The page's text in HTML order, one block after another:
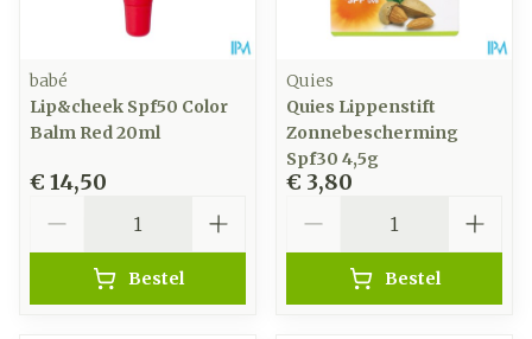
babé
Lip&cheek Spf50 Color
Balm Red 20ml
€ 14,50
Bestel
Quies
Quies Lippenstift
Zonnebescherming
Spf30 4,5g
€ 3,80
Bestel